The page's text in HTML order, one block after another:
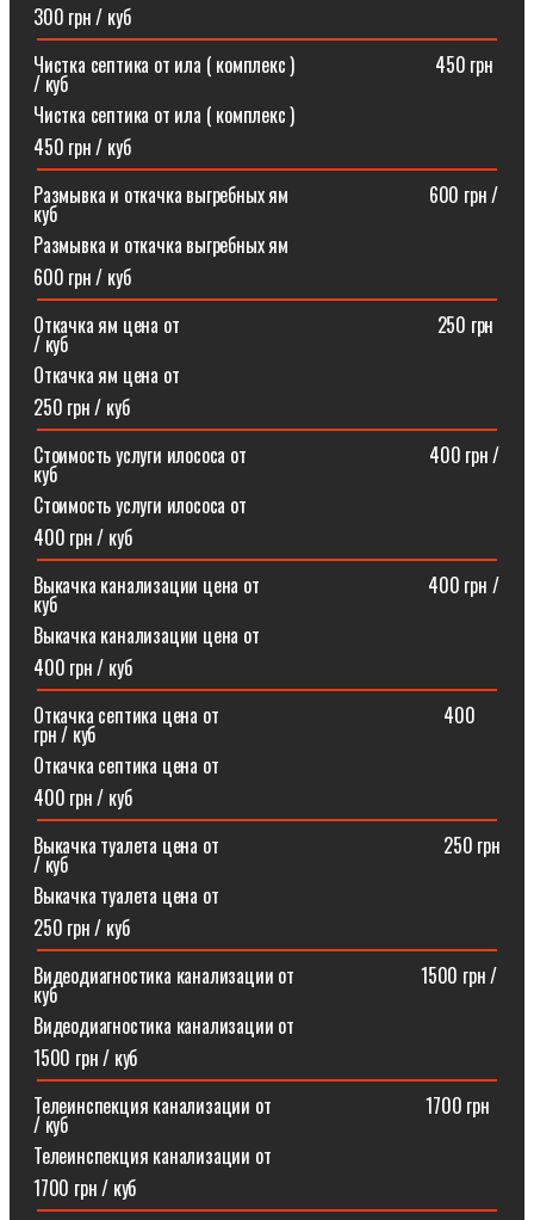
300 грн / куб
Чистка септика от ила ( комплекс )⠀⠀⠀⠀⠀⠀⠀⠀⠀⠀450 грн
/ куб
Чистка септика от ила ( комплекс )
450 грн / куб
Размывка и откачка выгребных ям⠀⠀⠀⠀⠀⠀⠀⠀⠀⠀600 грн /
куб
Размывка и откачка выгребных ям
600 грн / куб
Откачка ям цена от ⠀⠀⠀⠀⠀⠀⠀⠀⠀⠀⠀⠀⠀⠀⠀⠀⠀⠀250 грн
/ куб
Откачка ям цена от
250 грн / куб
Стоимость услуги илососа от⠀⠀⠀⠀⠀⠀⠀⠀⠀⠀⠀⠀⠀400 грн /
куб
Стоимость услуги илососа от
400 грн / куб
Выкачка канализации цена от⠀⠀⠀⠀⠀⠀⠀⠀⠀⠀⠀⠀400 грн /
куб
Выкачка канализации цена от
400 грн / куб
Откачка септика цена от⠀⠀⠀⠀⠀⠀⠀⠀⠀⠀⠀⠀⠀⠀⠀⠀400
грн / куб
Откачка септика цена от
400 грн / куб
Выкачка туалета цена от⠀⠀⠀⠀⠀⠀⠀⠀⠀⠀⠀⠀⠀⠀⠀⠀250 грн
/ куб
Выкачка туалета цена от
250 грн / куб
Видеодиагностика канализации от⠀⠀⠀⠀⠀⠀⠀⠀⠀1500 грн /
куб
Видеодиагностика канализации от
1500 грн / куб
Телеинспекция канализации от⠀⠀⠀⠀⠀⠀⠀⠀⠀⠀⠀1700 грн
/ куб
Телеинспекция канализации от
1700 грн / куб